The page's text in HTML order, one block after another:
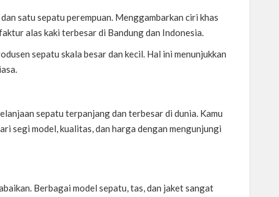
satu sepatu perempuan. Menggambarkan ciri khas
alas kaki terbesar di Bandung dan Indonesia.
sepatu skala besar dan kecil. Hal ini menunjukkan
sepatu terpanjang dan terbesar di dunia. Kamu
segi model, kualitas, dan harga dengan mengunjungi
Berbagai model sepatu, tas, dan jaket sangat